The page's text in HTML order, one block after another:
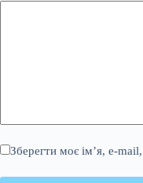
Зберегти моє ім’я, e-